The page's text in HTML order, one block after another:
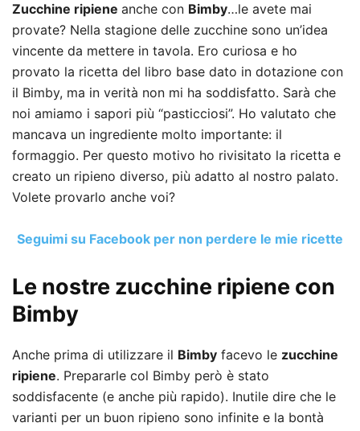
Zucchine ripiene anche con Bimby…le avete mai
provate? Nella stagione delle zucchine sono un’idea
vincente da mettere in tavola. Ero curiosa e ho
provato la ricetta del libro base dato in dotazione con
il Bimby, ma in verità non mi ha soddisfatto. Sarà che
noi amiamo i sapori più “pasticciosi”. Ho valutato che
mancava un ingrediente molto importante: il
formaggio. Per questo motivo ho rivisitato la ricetta e
creato un ripieno diverso, più adatto al nostro palato.
Volete provarlo anche voi?
Seguimi su Facebook per non perdere le mie ricette
Le nostre zucchine ripiene con
Bimby
Anche prima di utilizzare il Bimby facevo le zucchine
ripiene. Prepararle col Bimby però è stato
soddisfacente (e anche più rapido). Inutile dire che le
varianti per un buon ripieno sono infinite e la bontà